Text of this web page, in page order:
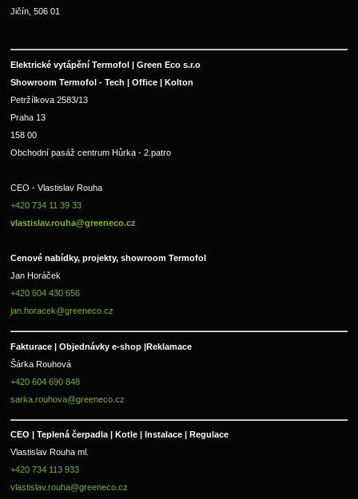
Jičín, 506 01
Elektrické vytápění Termofol | Green Eco s.r.o
Showroom Termofol - Tech | Office | Kolton
Petržílkova 2583/13
Praha 13
158 00
Obchodní pasáž centrum Hůrka - 2.patro
CEO - Vlastislav Rouha
+420 734 11 39 33
vlastislav.rouha@greeneco.cz
Cenové nabídky, projekty, showroom Termofol
Jan Horáček
+420 604 430 656
jan.horacek@greeneco.cz
Fakturace | Objednávky e-shop |Reklamace
Šárka Rouhová
+420 604 690 848
sarka.rouhova@greeneco.cz
CEO | Teplená čerpadla | Kotle | Instalace | Regulace
Vlastislav Rouha ml.
+420 734 113 933
vlastislav.rouha@greeneco.cz